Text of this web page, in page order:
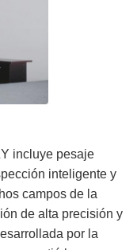
incluye pesaje
inteligente y
campos de la
de alta precisión y
por la